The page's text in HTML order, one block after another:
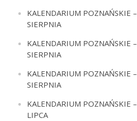
KALENDARIUM POZNAŃSKIE
SIERPNIA
KALENDARIUM POZNAŃSKIE
SIERPNIA
KALENDARIUM POZNAŃSKIE
SIERPNIA
KALENDARIUM POZNAŃSKIE
LIPCA